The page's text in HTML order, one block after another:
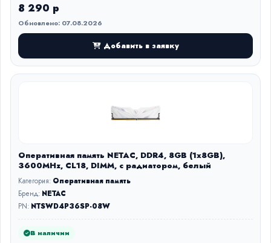
8 290 р
Обновлено: 07.08.2026
Добавить в заявку
Оперативная память NETAC, DDR4, 8GB (1x8GB),
3600MHz, CL18, DIMM, с радиатором, белый
Категория: Оперативная память
Бренд: NETAC
PN: NTSWD4P36SP-08W
В наличии